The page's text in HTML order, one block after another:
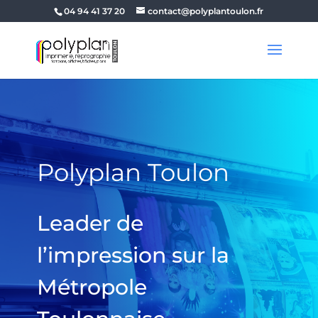
04 94 41 37 20 contact@polyplantoulon.fr
Polyplan Toulon
Leader de
l’impression sur la
Métropole